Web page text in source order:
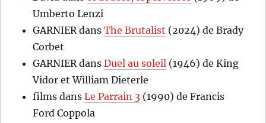
Umberto Lenzi
GARNIERdansThe Brutalist (2024) de Brady
Corbet
GARNIERdansDuel au soleil (1946) de King
Vidor et William Dieterle
films dansLe Parrain 3 (1990) de Francis
Ford Coppola